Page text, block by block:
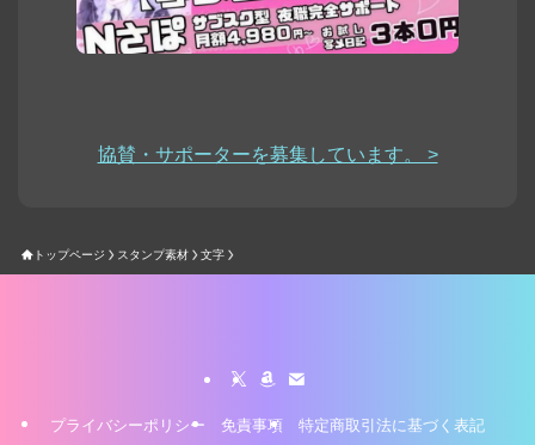
協賛・サポーターを募集しています。 >
トップページ スタンプ素材 文字
プライバシーポリシー 免責事項 特定商取引法に基づく表記